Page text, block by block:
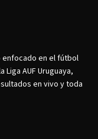
enfocado en el fútbol
AUF Uruguaya,
en vivo y toda